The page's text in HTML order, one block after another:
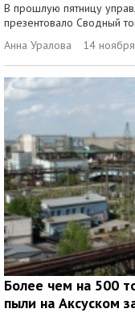
В прошлую пятницу
презентовало Сводный
Анна Уралова
14
Более чем на 500
пыли на Аксуском